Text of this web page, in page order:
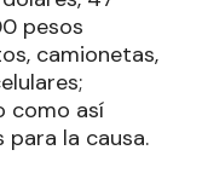
pesos
camionetas,
como así
la causa.